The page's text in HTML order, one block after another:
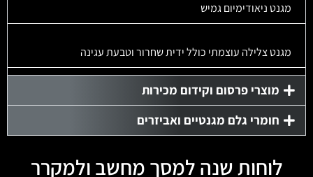
מגנט ניאודימיום גמיש
מגנט צלילה עוצמתי כולל ידית שחרור וטבעת עגינה
מוצרי פרסום וקידום מכירות
חומרי גלם מגנטיים ואביזרים
לוחות שנה למסך מחשב ולמקרר